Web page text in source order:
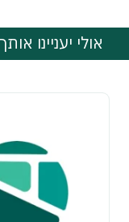
אולי יעניינו